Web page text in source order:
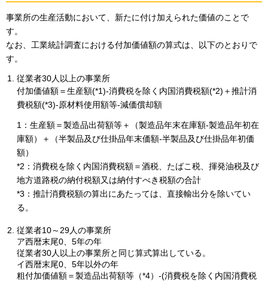
事業所の生産活動において、新たに付け加えられた価値のことで
す。
なお、工業統計調査における付加価値額の算式は、以下のとおりで
す。
従業者30人以上の事業所
付加価値額＝生産額(*1)-消費税を除く内国消費税額(*2)＋推計消
費税額(*3)-原材料使用額等-減価償却額
1：生産額＝製造品出荷額等＋（製造品年末在庫額-製造品年初在
庫額）＋（半製品及び仕掛品年末価額-半製品及び仕掛品年初価
額）
*2：消費税を除く内国消費税額＝酒税、たばこ税、揮発油税及び
地方道路税の納付税額又は納付すべき税額の合計
*3：推計消費税額の算出にあたっては、直接輸出分を除いてい
る。
従業者10～29人の事業所
ア西暦末尾0、5年の年
従業者30人以上の事業所と同じ算式算出している。
イ西暦末尾0、5年以外の年
粗付加価値額＝製造品出荷額等（*4）-(消費税を除く内国消費税